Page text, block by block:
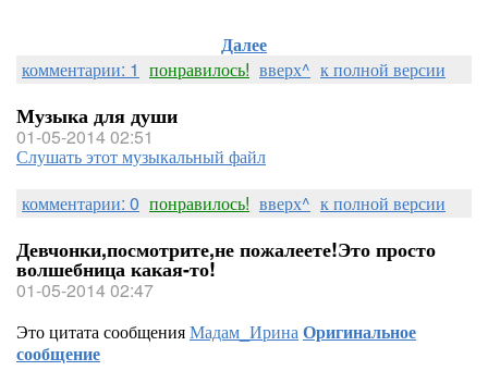
Далее
комментарии: 1 понравилось! вверх^ к полной версии
Музыка для души
01-05-2014 02:51
Слушать этот музыкальный файл
комментарии: 0 понравилось! вверх^ к полной версии
Девчонки,посмотрите,не пожалеете!Это просто
волшебница какая-то!
01-05-2014 02:47
Это цитата сообщенияМадам_ИринаОригинальное
сообщение